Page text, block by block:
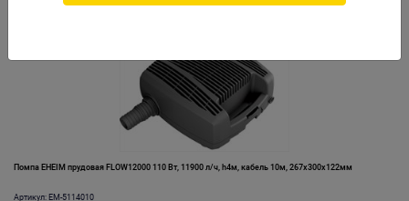
Помпа EHEIM прудовая FLOW12000 110 Вт, 11900 л/ч, h4м, кабель 10м, 267х300х122мм
Артикул: EM-5114010